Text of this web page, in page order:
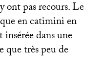
ont pas recours. Le
en catimini en
insérée dans une
que très peu de